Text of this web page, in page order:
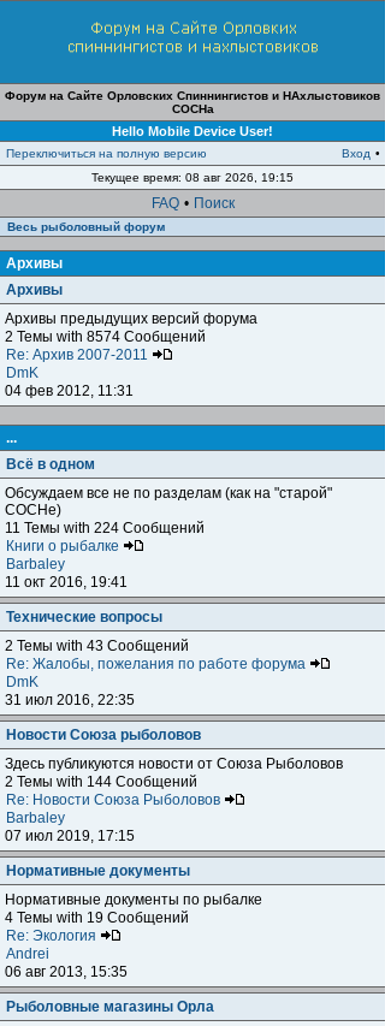
Форум на Сайте Орловских Спиннингистов и НАхлыстовиков
СОСНа
Hello Mobile Device User!
Переключиться на полную версию Вход •
Текущее время: 08 авг 2026, 19:15
FAQ • Поиск
Весь рыболовный форум
Архивы
Архивы
Архивы предыдущих версий форума
2 Темы with 8574 Сообщений
Re: Архив 2007-2011
DmK
04 фев 2012, 11:31
...
Всё в одном
Обсуждаем все не по разделам (как на "старой"
СОСНе)
11 Темы with 224 Сообщений
Книги о рыбалке
Barbaley
11 окт 2016, 19:41
Технические вопросы
2 Темы with 43 Сообщений
Re: Жалобы, пожелания по работе форума
DmK
31 июл 2016, 22:35
Новости Союза рыболовов
Здесь публикуются новости от Союза Рыболовов
2 Темы with 144 Сообщений
Re: Новости Союза Рыболовов
Barbaley
07 июл 2019, 17:15
Нормативные документы
Нормативные документы по рыбалке
4 Темы with 19 Сообщений
Re: Экология
Andrei
06 авг 2013, 15:35
Рыболовные магазины Орла